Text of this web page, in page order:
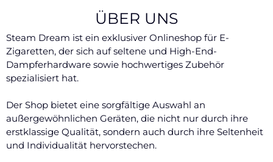
ÜBER UNS
Steam Dream ist ein exklusiver Onlineshop für E-
Zigaretten, der sich auf seltene und High-End-
Dampferhardware sowie hochwertiges Zubehör
spezialisiert hat.
Der Shop bietet eine sorgfältige Auswahl an
außergewöhnlichen Geräten, die nicht nur durch ihre
erstklassige Qualität, sondern auch durch ihre Seltenheit
und Individualität hervorstechen.